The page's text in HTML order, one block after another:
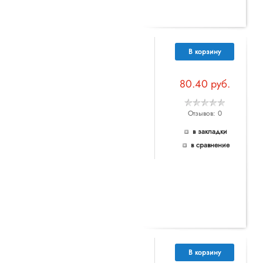
В корзину
80.40 руб.
Отзывов: 0
в закладки
в сравнение
В корзину